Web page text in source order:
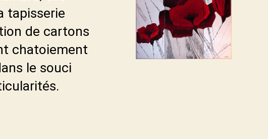
tapisserie
de cartons
chatoiement
le souci